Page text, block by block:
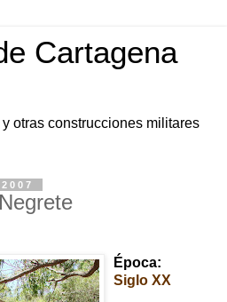
Cartagena
otras construcciones militares
Época:
Siglo XX